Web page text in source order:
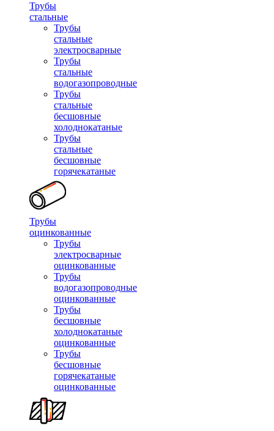
Трубы
стальные
Трубы
стальные
электросварные
Трубы
стальные
водогазопроводные
Трубы
стальные
бесшовные
холоднокатаные
Трубы
стальные
бесшовные
горячекатаные
Трубы
оцинкованные
Трубы
электросварные
оцинкованные
Трубы
водогазопроводные
оцинкованные
Трубы
бесшовные
холоднокатаные
оцинкованные
Трубы
бесшовные
горячекатаные
оцинкованные